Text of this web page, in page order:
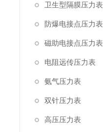
卫生型隔膜压力表
防爆电接点压力表
磁助电接点压力表
电阻远传压力表
氨气压力表
双针压力表
高压压力表